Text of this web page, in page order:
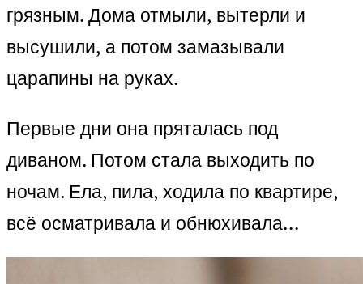
грязным. Дома отмыли, вытерли и
высушили, а потом замазывали
царапины на руках.
Первые дни она пряталась под
диваном. Потом стала выходить по
ночам. Ела, пила, ходила по квартире,
всё осматривала и обнюхивала…